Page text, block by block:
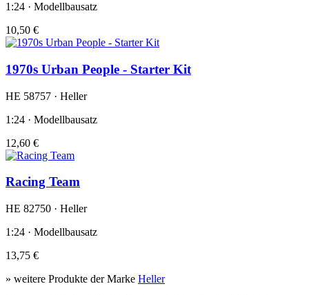
1:24 · Modellbausatz
10,50 €
1970s Urban People - Starter Kit
HE 58757 · Heller
1:24 · Modellbausatz
12,60 €
Racing Team
HE 82750 · Heller
1:24 · Modellbausatz
13,75 €
» weitere Produkte der Marke Heller